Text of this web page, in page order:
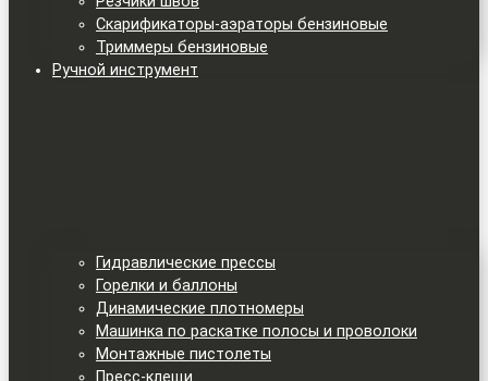
Скарификаторы-аэраторы бензиновые
Триммеры бензиновые
Ручной инструмент
Гидравлические прессы
Горелки и баллоны
Динамические плотномеры
Машинка по раскатке полосы и проволоки
Монтажные пистолеты
Пресс-клещи